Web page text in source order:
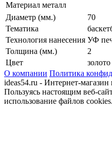
Материал металл
Диаметр (мм.)
70
Тематика
Технология нанесения УФ
Толщина (мм.)
2
Цвет
золото
О компании Политика
ideas54.ru - Интернет-
Пользуясь настоящим веб-
использование файлов cookies.